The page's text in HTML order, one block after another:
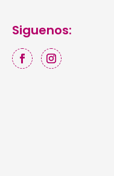
Siguenos: